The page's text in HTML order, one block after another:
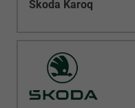
Skoda Karoq